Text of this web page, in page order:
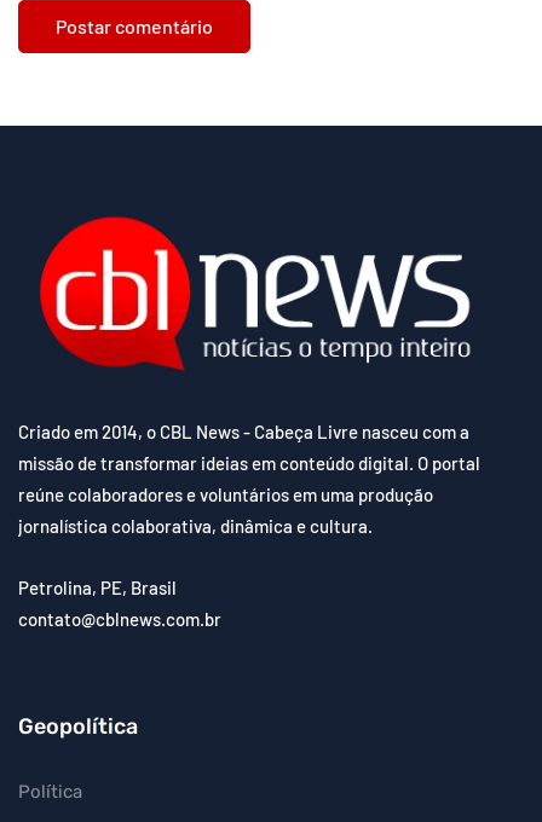
Criado em 2014, o CBL News - Cabeça Livre nasceu com a
missão de transformar ideias em conteúdo digital. O portal
reúne colaboradores e voluntários em uma produção
jornalística colaborativa, dinâmica e cultura.
Petrolina, PE, Brasil
contato@cblnews.com.br
Geopolítica
Política